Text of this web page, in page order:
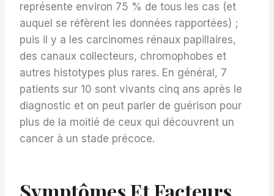
représente environ 75 % de tous les cas (et
auquel se réfèrent les données rapportées) ;
puis il y a les carcinomes rénaux papillaires,
des canaux collecteurs, chromophobes et
autres histotypes plus rares. En général, 7
patients sur 10 sont vivants cinq ans après le
diagnostic et on peut parler de guérison pour
plus de la moitié de ceux qui découvrent un
cancer à un stade précoce.